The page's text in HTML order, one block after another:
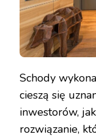
Schody
cieszą się
inwestorów,
rozwiązanie,